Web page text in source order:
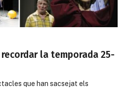
la temporada 25-
que han sacsejat els